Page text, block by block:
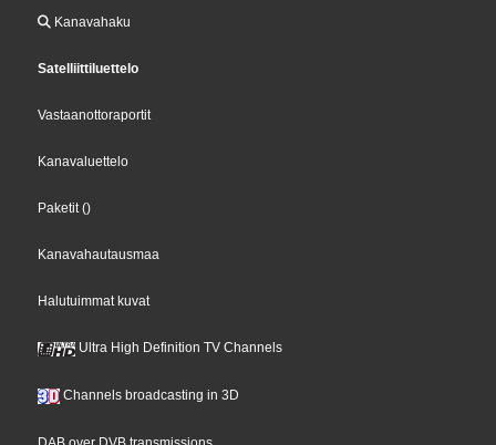
Kanavahaku
Satelliittiluettelo
Vastaanottoraportit
Kanavaluettelo
Paketit()
Kanavahautausmaa
Halutuimmat kuvat
Ultra High Definition TV Channels
Channels broadcasting in 3D